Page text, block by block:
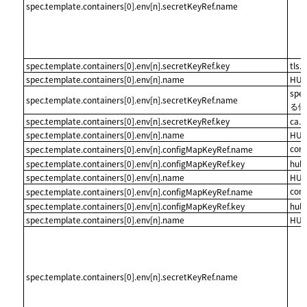
spec.template.containers[0].env[n].secretKeyRef.name
spec.template.containers[0].env[n].secretKeyRef.key
spec.template.containers[0].env[n].name
spec.template.containers[0].env[n].secretKeyRef.name
る値
spec.template.containers[0].env[n].secretKeyRef.key
spec.template.containers[0].env[n].name
spec.template.containers[0].env[n].configMapKeyRef.name
spec.template.containers[0].env[n].configMapKeyRef.key
spec.template.containers[0].env[n].name
spec.template.containers[0].env[n].configMapKeyRef.name
spec.template.containers[0].env[n].configMapKeyRef.key
spec.template.containers[0].env[n].name
spec.template.containers[0].env[n].secretKeyRef.name